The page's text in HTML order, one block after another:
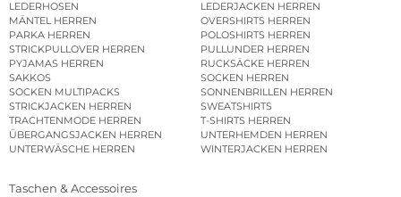
LEDERHOSEN
LEDERJACKEN HERREN
MÄNTEL HERREN
OVERSHIRTS HERREN
PARKA HERREN
POLOSHIRTS HERREN
STRICKPULLOVER HERREN
PULLUNDER HERREN
PYJAMAS HERREN
RUCKSÄCKE HERREN
SAKKOS
SOCKEN HERREN
SOCKEN MULTIPACKS
SONNENBRILLEN HERREN
STRICKJACKEN HERREN
SWEATSHIRTS
TRACHTENMODE HERREN
T-SHIRTS HERREN
ÜBERGANGSJACKEN HERREN
UNTERHEMDEN HERREN
UNTERWÄSCHE HERREN
WINTERJACKEN HERREN
Taschen & Accessoires